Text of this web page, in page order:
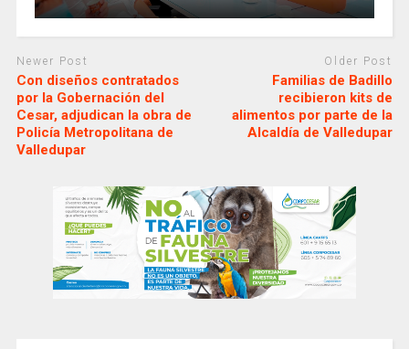
Newer Post
Con diseños contratados
por la Gobernación del
Cesar, adjudican la obra de
Policía Metropolitana de
Valledupar
Older Post
Familias de Badillo
recibieron kits de
alimentos por parte de la
Alcaldía de Valledupar